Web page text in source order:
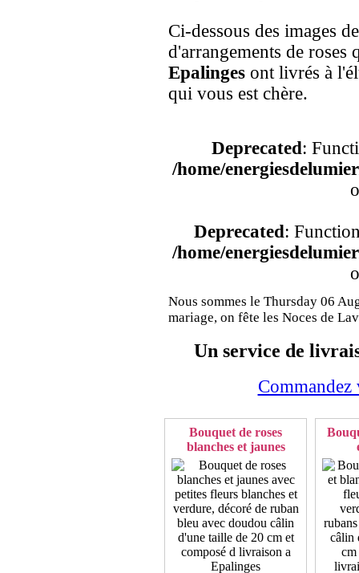
Ci-dessous des images
d'arrangements de roses
Epalinges ont livrés à
qui vous est chère.
Deprecated:
/home/
Deprecated:
/home/
Nous sommes le Thursday 06
mariage, on fête les Noces de
Un service de
Bouquet de roses
blanches et jaunes